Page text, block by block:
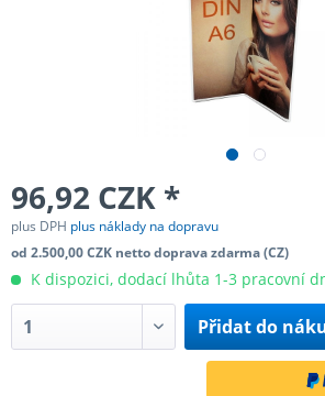
96,92 CZK *
plus DPH plus náklady na dopravu
od 2.500,00 CZK netto doprava zdarma (CZ)
K dispozici, dodací lhůta 1-3 pracovní
Přidat do